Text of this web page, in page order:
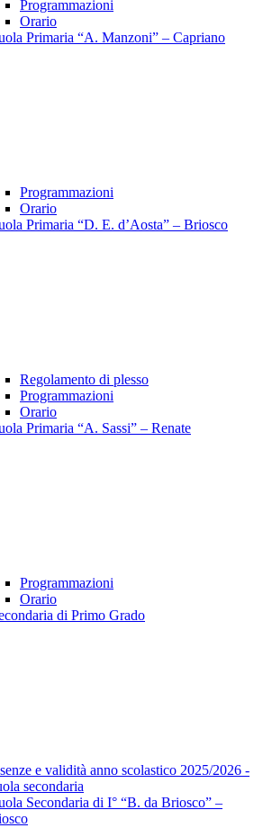
Programmazioni
Orario
Primaria “A. Manzoni” – Capriano
Programmazioni
Orario
Primaria “D. E. d’Aosta” – Briosco
Regolamento di plesso
Programmazioni
Orario
Primaria “A. Sassi” – Renate
Programmazioni
Orario
di Primo Grado
e validità anno scolastico 2025/2026 -
secondaria
Secondaria di I° “B. da Briosco” –